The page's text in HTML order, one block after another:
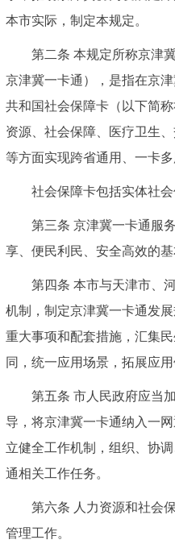
本市实际，制定本规定。
第二条 本规定所称京津冀
京津冀一卡通），是指在京
共和国社会保障卡（以下简
资源、社会保障、医疗卫生
等方面实现跨省通用、一卡
社会保障卡包括实体社会
第三条 京津冀一卡通服务
享、便民利民、安全高效的基
第四条 本市与天津市、河
机制，制定京津冀一卡通发
重大事项和配套措施，汇集
同，统一应用场景，拓展应用
第五条 市人民政府应当加
导，将京津冀一卡通纳入一
立健全工作机制，组织、协
通相关工作任务。
第六条 人力资源和社会保
管理工作。